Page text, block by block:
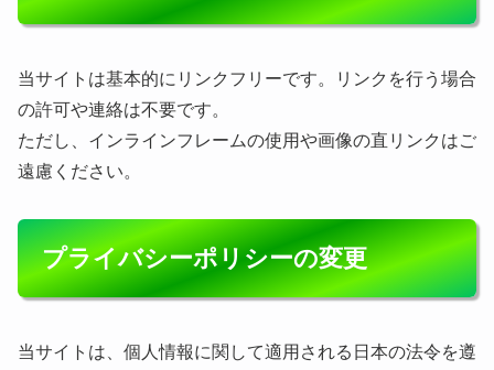
当サイトは基本的にリンクフリーです。リンクを行う場合
の許可や連絡は不要です。
ただし、インラインフレームの使用や画像の直リンクはご
遠慮ください。
プライバシーポリシーの変更
当サイトは、個人情報に関して適用される日本の法令を遵